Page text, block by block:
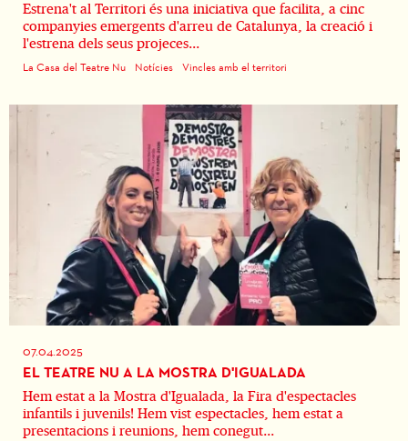
Estrena't al Territori és una iniciativa que facilita, a cinc
companyies emergents d'arreu de Catalunya, la creació i
l'estrena dels seus projeces...
La Casa del Teatre Nu Notícies Vincles amb el territori
07.04.2025
EL TEATRE NU A LA MOSTRA D'IGUALADA
Hem estat a la Mostra d'Igualada, la Fira d'espectacles
infantils i juvenils! Hem vist espectacles, hem estat a
presentacions i reunions, hem conegut...